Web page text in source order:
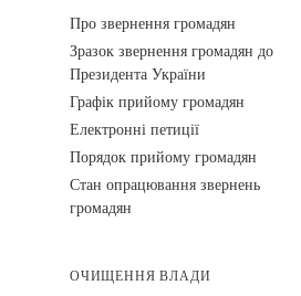
Про звернення громадян
Зразок звернення громадян до
Президента України
Графік прийому громадян
Електронні петиції
Порядок прийому громадян
Стан опрацювання звернень
громадян
ОЧИЩЕННЯ ВЛАДИ